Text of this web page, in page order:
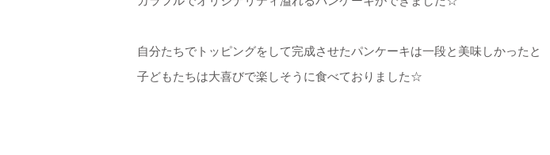
自分たちでトッピングをして完成させたパンケーキは一段と美味しかったと
子どもたちは大喜びで楽しそうに食べておりました☆